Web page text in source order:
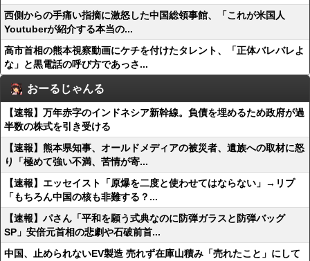
西側からの手痛い指摘に激怒した中国総領事館、「これが米国人
Youtuberが紹介する本当の...
高市首相の熊本視察動画にケチを付けたタレント、「正体バレバレよ
な」と黒電話の呼び方であっさ...
おーるじゃんる
【速報】万年赤字のインドネシア新幹線。負債を埋めるため政府が過
半数の株式を引き受ける
【速報】熊本県知事、オールドメディアの被災者、遺族への取材に怒
り「極めて強い不満、苦情が寄...
【速報】エッセイスト「原爆を二度と使わせてはならない」→リプ
「もちろん中国の核も非難する？...
【速報】パさん「平和を願う式典なのに防弾ガラスと防弾バッグ
SP」安倍元首相の悲劇や石破前首...
中国、止められないEV製造 売れず在庫山積み「売れたこと」にして